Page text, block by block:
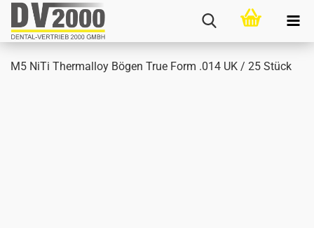
M5 NiTi Ther­mal­loy Bögen True Form .014 UK / 25 Stück